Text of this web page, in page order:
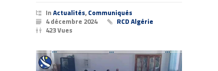
InActualités,Communiqués
4 décembre 2024 RCD Algérie
423 Vues